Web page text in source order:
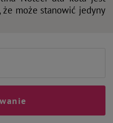
że może stanowić jedyny